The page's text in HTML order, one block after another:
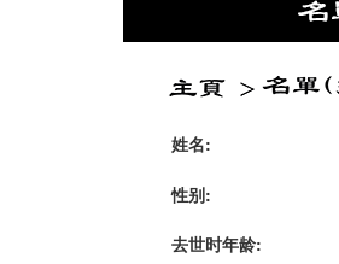
姓名:
性别:
去世时年龄: